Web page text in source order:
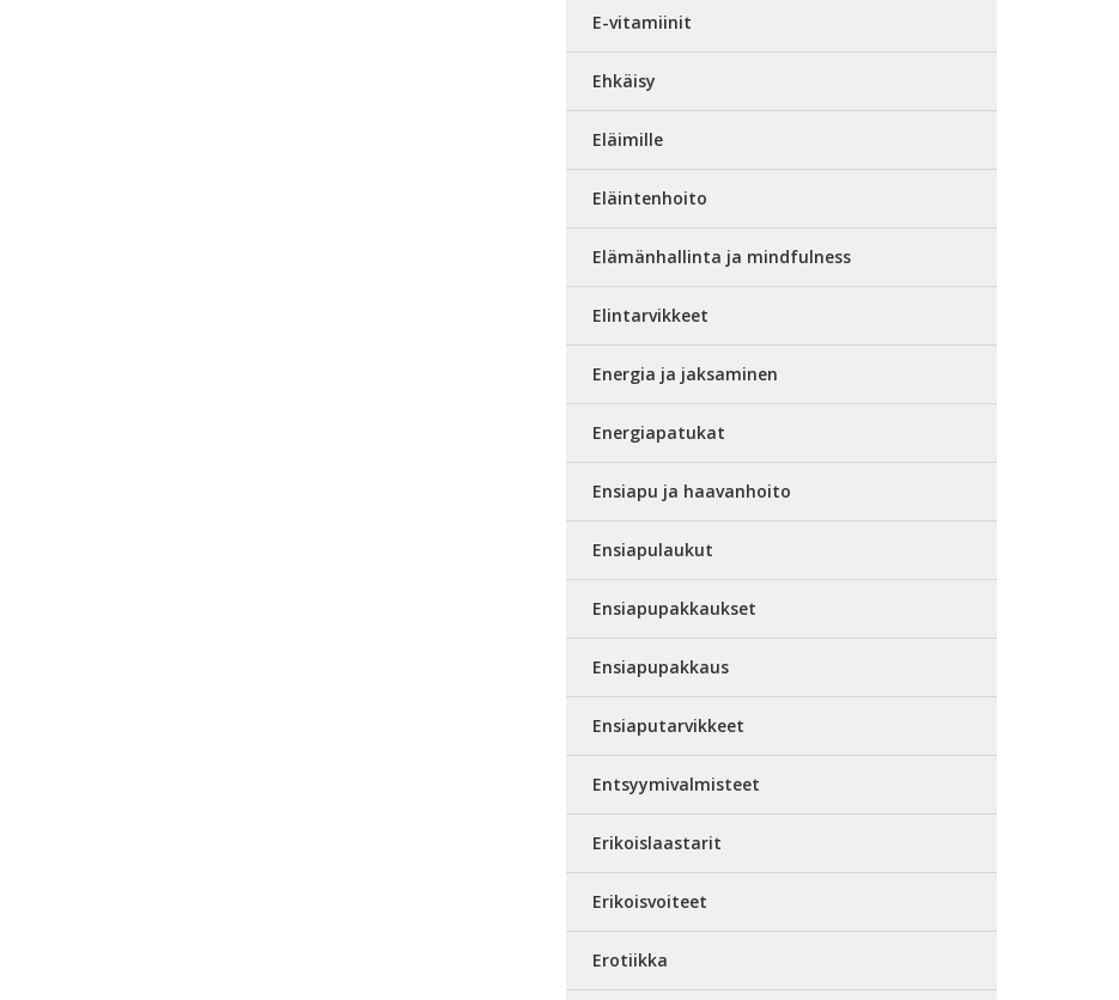
E-vitamiinit
Ehkäisy
Eläimille
Eläintenhoito
Elämänhallinta ja mindfulness
Elintarvikkeet
Energia ja jaksaminen
Energiapatukat
Ensiapu ja haavanhoito
Ensiapulaukut
Ensiapupakkaukset
Ensiapupakkaus
Ensiaputarvikkeet
Entsyymivalmisteet
Erikoislaastarit
Erikoisvoiteet
Erotiikka